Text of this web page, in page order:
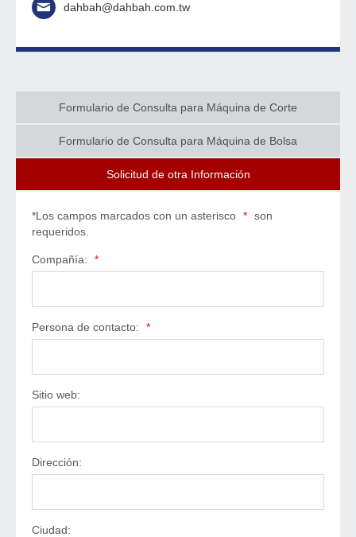
dahbah@dahbah.com.tw
Formulario de Consulta para Máquina de Corte
Formulario de Consulta para Máquina de Bolsa
Solicitud de otra Información
*Los campos marcados con un asterisco * son
requeridos.
Compañía: *
Persona de contacto: *
Sitio web:
Dirección:
Ciudad: